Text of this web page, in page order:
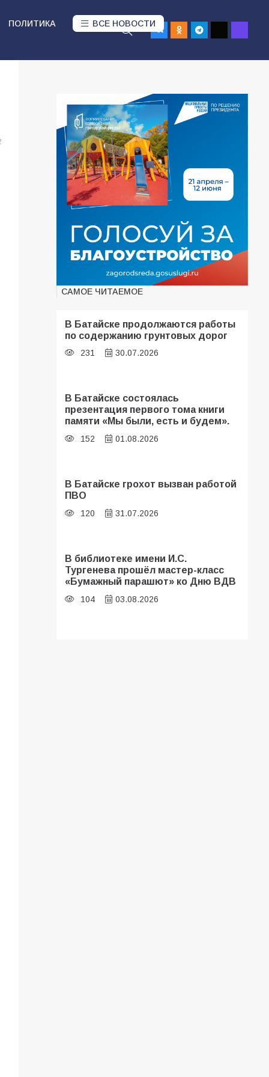
ПОЛИТИКА ВСЕ НОВОСТИ
САМОЕ ЧИТАЕМОЕ
В Батайске продолжаются работы
по содержанию грунтовых дорог
231 30.07.2026
В Батайске состоялась
презентация первого тома книги
памяти «Мы были, есть и будем».
152 01.08.2026
В Батайске грохот вызван работой
ПВО
120 31.07.2026
В библиотеке имени И.С.
Тургенева прошёл мастер-класс
«Бумажный парашют» ко Дню ВДВ
104 03.08.2026